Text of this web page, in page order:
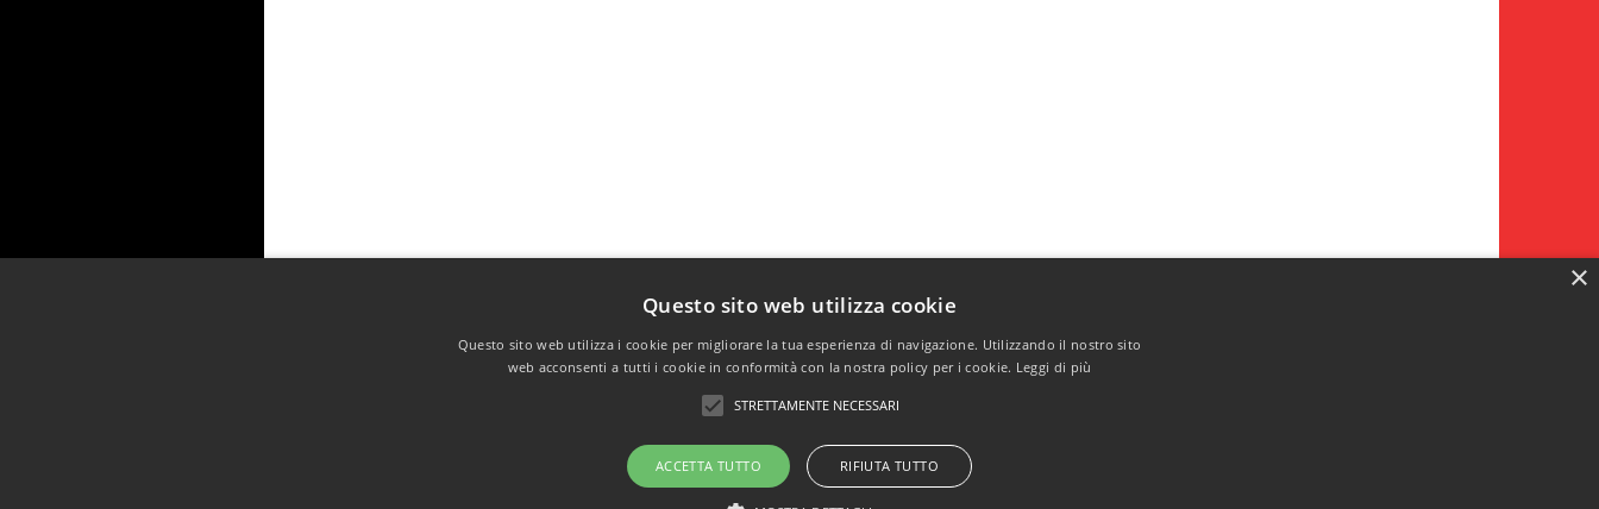
×
Questo sito web utilizza cookie
Questo sito web utilizza i cookie per migliorare la tua esperienza di navigazione. Utilizzando il nostro sito
web acconsenti a tutti i cookie in conformità con la nostra policy per i cookie. Leggi di più
STRETTAMENTE NECESSARI
ACCETTA TUTTO RIFIUTA TUTTO